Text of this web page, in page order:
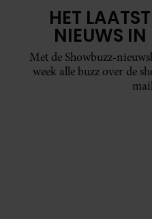
HET
NIEUWS
Met de Showbuzz-
week alle buzz over de